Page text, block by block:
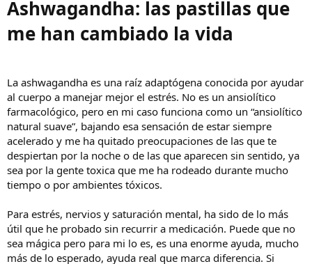
i
i
Ashwagandha: las pastillas que
me han cambiado la vida
La ashwagandha es una raíz adaptógena conocida por ayudar
al cuerpo a manejar mejor el estrés. No es un ansiolítico
farmacológico, pero en mi caso funciona como un “ansiolítico
natural suave”, bajando esa sensación de estar siempre
acelerado y me ha quitado preocupaciones de las que te
despiertan por la noche o de las que aparecen sin sentido, ya
sea por la gente toxica que me ha rodeado durante mucho
tiempo o por ambientes tóxicos.
Para estrés, nervios y saturación mental, ha sido de lo más
útil que he probado sin recurrir a medicación. Puede que no
sea mágica pero para mi lo es, es una enorme ayuda, mucho
más de lo esperado, ayuda real que marca diferencia. Si